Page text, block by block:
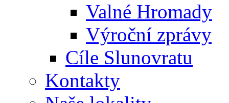
Valné Hromady
Výroční zprávy
Cíle Slunovratu
Kontakty